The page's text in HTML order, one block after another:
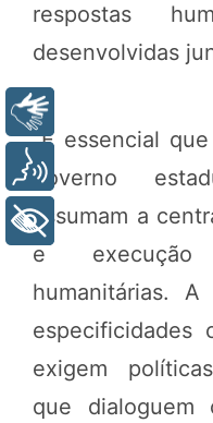
respostas
desenvolvidas
“É essencial
governo
assumam a
e execução
humanitárias.
especificidades
exigem
que dialoguem
+ Acessibilidade